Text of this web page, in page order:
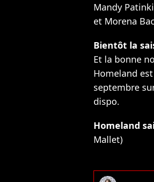
Mandy
et Morena
Bientôt la
Et la bonne
Homeland
septembre
dispo.
Homeland
Mallet)